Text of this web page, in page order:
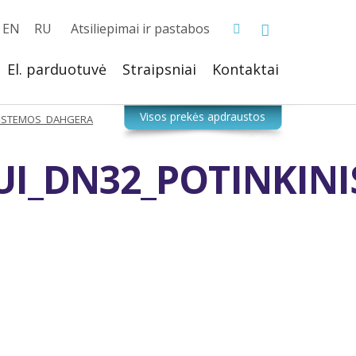
Atsiliepimai ir pastabos
EN RU
El. parduotuvė Straipsniai Kontaktai